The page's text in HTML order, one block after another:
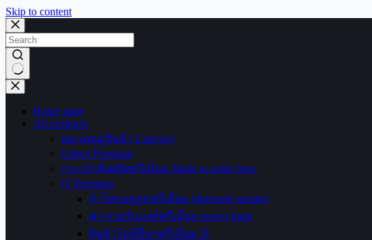
Skip to content
No
results
Home page
All products
หมวดหมู่สินค้า Category
Giftset Premium
กระเป๋าสั่งผลิตพรีเมี่ยม Made to order bags
IT Premium
ลำโพงบลูทูธพรีเมี่ยม bluetooth speaker
พาวเวอร์แบงค์พรีเมี่ยม power bank
สินค้าไอทีอื่นๆพรีเมี่ยม IT